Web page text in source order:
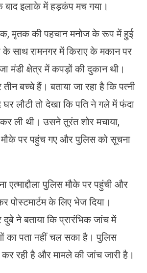
इलाके में हड़कंप मच गया।
मृतक की पहचान मनोज के रूप में हुई
के साथ रामनगर में किराए के मकान पर
मंडी क्षेत्र में कपड़ों की दुकान थी।
तीन बच्चे हैं। बताया जा रहा है कि पत्नी
लौटी तो देखा कि पति ने गले में फंदा
ली थी। उसने तुरंत शोर मचाया,
पर पहुंच गए और पुलिस को सूचना
एत्माद्दौला पुलिस मौके पर पहुंची और
पोस्टमार्टम के लिए भेज दिया।
दुबे ने बताया कि प्रारंभिक जांच में
का पता नहीं चल सका है। पुलिस
रही है और मामले की जांच जारी है।